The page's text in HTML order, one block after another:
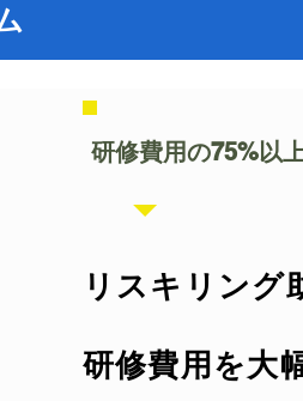
研修費用の75%以
リスキリング
研修費用を大